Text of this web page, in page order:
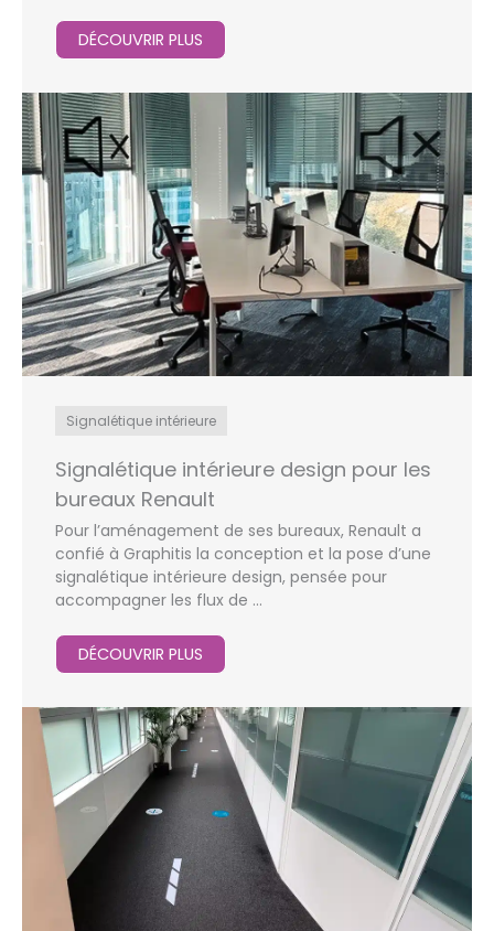
DÉCOUVRIR PLUS
Signalétique intérieure
Signalétique intérieure design pour les
bureaux Renault
Pour l’aménagement de ses bureaux, Renault a
confié à Graphitis la conception et la pose d’une
signalétique intérieure design, pensée pour
accompagner les flux de ...
DÉCOUVRIR PLUS